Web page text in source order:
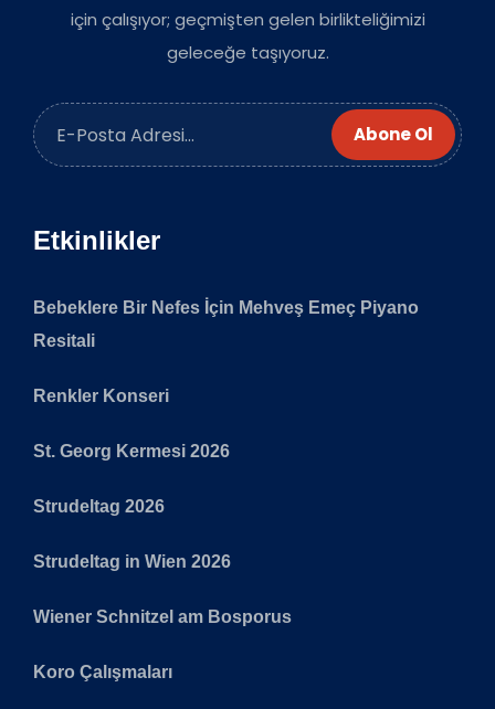
için çalışıyor; geçmişten gelen birlikteliğimizi
geleceğe taşıyoruz.
Abone Ol
Etkinlikler
Bebeklere Bir Nefes İçin Mehveş Emeç Piyano
Resitali
Renkler Konseri
St. Georg Kermesi 2026
Strudeltag 2026
Strudeltag in Wien 2026
Wiener Schnitzel am Bosporus
Koro Çalışmaları